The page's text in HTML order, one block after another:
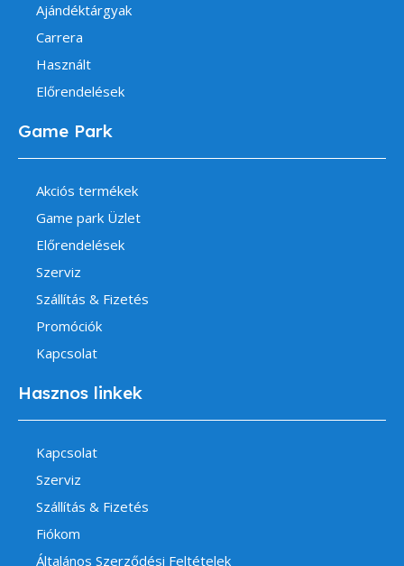
Ajándéktárgyak
Carrera
Használt
Előrendelések
Game Park
Akciós termékek
Game park Üzlet
Előrendelések
Szerviz
Szállítás & Fizetés
Promóciók
Kapcsolat
Hasznos linkek
Kapcsolat
Szerviz
Szállítás & Fizetés
Fiókom
Általános Szerződési Feltételek